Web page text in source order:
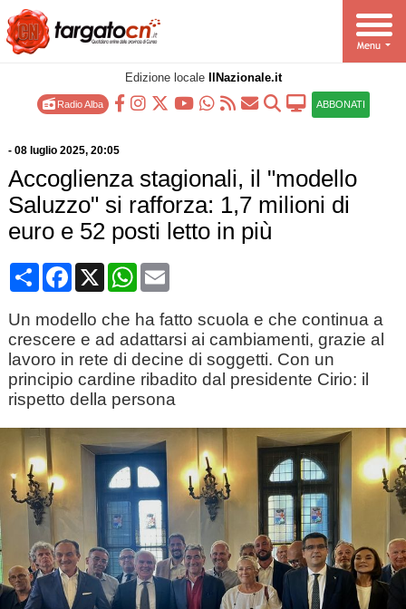
Edizione locale IlNazionale.it
Radio Alba ABBONATI
- 08 luglio 2025, 20:05
Accoglienza stagionali, il "modello
Saluzzo" si rafforza: 1,7 milioni di
euro e 52 posti letto in più
CondividiFacebook
X WhatsApp
Email
Un modello che ha fatto scuola e che continua a
crescere e ad adattarsi ai cambiamenti, grazie al
lavoro in rete di decine di soggetti. Con un
principio cardine ribadito dal presidente Cirio: il
rispetto della persona